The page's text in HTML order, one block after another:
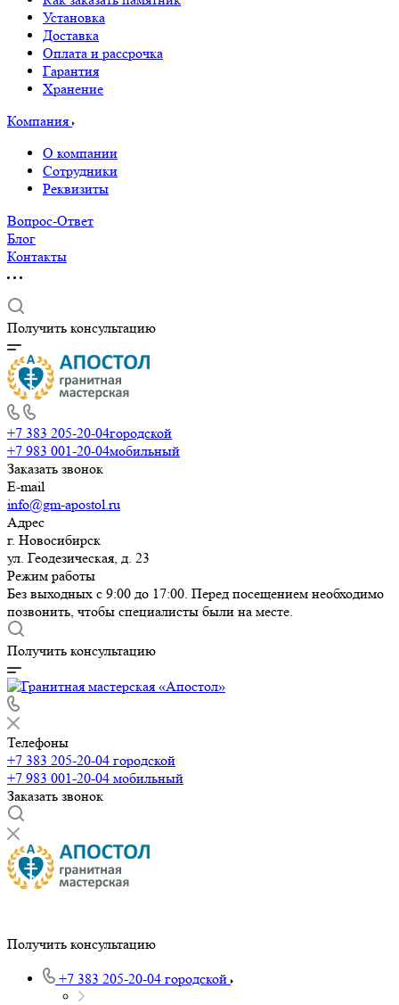
Установка
Доставка
Оплата и рассрочка
Гарантия
Хранение
Компания
О компании
Сотрудники
Реквизиты
Вопрос-Ответ
Блог
Контакты
Получить консультацию
+7 383 205-20-04городской
+7 983 001-20-04мобильный
Заказать звонок
E-mail
info@gm-apostol.ru
Адрес
г. Новосибирск
ул. Геодезическая, д. 23
Режим работы
Без выходных с 9:00 до 17:00. Перед посещением необходимо
позвонить, чтобы специалисты были на месте.
Получить консультацию
Телефоны
+7 383 205-20-04 городской
+7 983 001-20-04 мобильный
Заказать звонок
Получить консультацию
+7 383 205-20-04 городской